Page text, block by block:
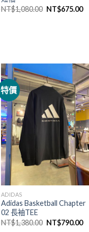
NT$1,080.00 NT$675.00
特價
ADIDAS
Adidas Basketball Chapter
02 長袖TEE
NT$1,380.00 NT$790.00